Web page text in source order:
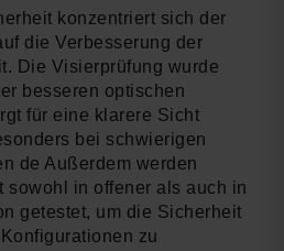
konzentriert sich der
die Verbesserung der
Die Visierprüfung wurde
besseren optischen
für eine klarere Sicht
bei schwierigen
de Außerdem werden
sowohl in offener als auch in
getestet, um die Sicherheit
zu